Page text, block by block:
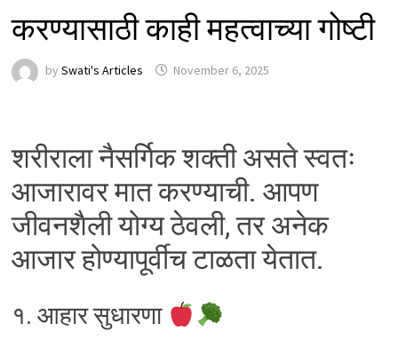
करण्यासाठी काही महत्वाच्या गोष्टी
by Swati's Articles November 6, 2025
शरीराला नैसर्गिक शक्ती असते स्वतः
आजारावर मात करण्याची. आपण
जीवनशैली योग्य ठेवली, तर अनेक
आजार होण्यापूर्वीच टाळता येतात.
१. आहार सुधारणा